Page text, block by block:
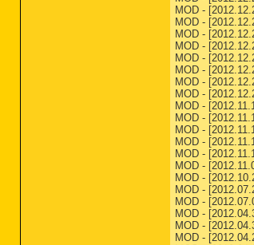
MOD -
MOD -
MOD -
MOD -
MOD -
MOD -
MOD -
MOD -
MOD -
MOD -
MOD -
MOD -
MOD -
MOD -
MOD -
MOD -
MOD -
MOD -
MOD -
MOD -